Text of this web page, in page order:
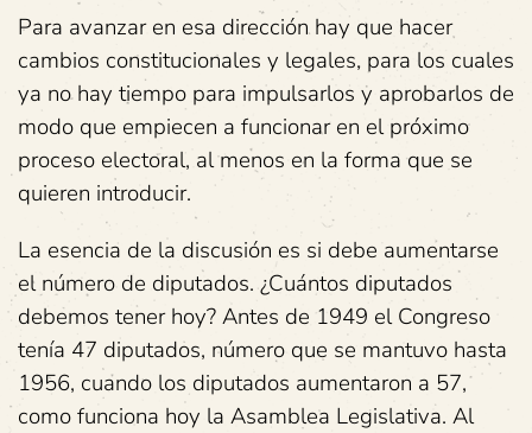
Para avanzar en esa dirección hay que hacer
cambios constitucionales y legales, para los cuales
ya no hay tiempo para impulsarlos y aprobarlos de
modo que empiecen a funcionar en el próximo
proceso electoral, al menos en la forma que se
quieren introducir.
La esencia de la discusión es si debe aumentarse
el número de diputados. ¿Cuántos diputados
debemos tener hoy? Antes de 1949 el Congreso
tenía 47 diputados, número que se mantuvo hasta
1956, cuando los diputados aumentaron a 57,
como funciona hoy la Asamblea Legislativa. Al